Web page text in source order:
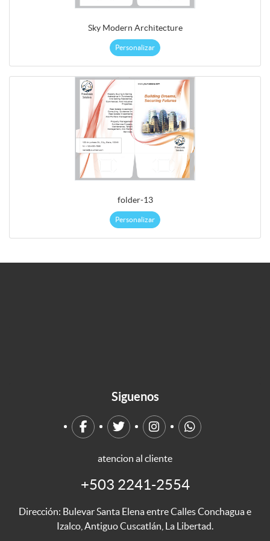
Sky Modern Architecture
Personalizar
folder-13
Personalizar
Siguenos
atencion al cliente
+503 2241-2554
Dirección: Bulevar Santa Elena entre Calles Conchagua e
Izalco, Antiguo Cuscatlán, La Libertad.